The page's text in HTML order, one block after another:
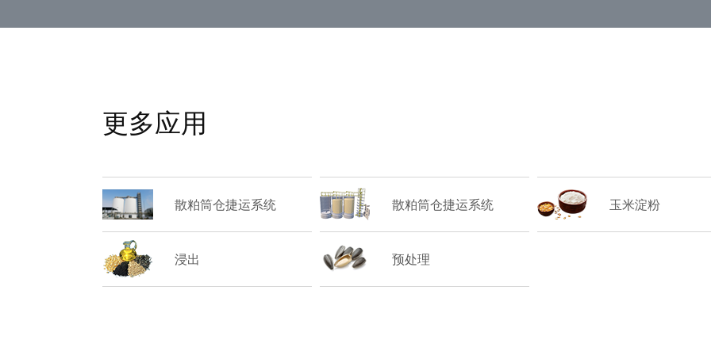
更多应用
散粕筒仓捷运系统 散粕筒仓捷运系统 玉米淀粉
浸出 预处理